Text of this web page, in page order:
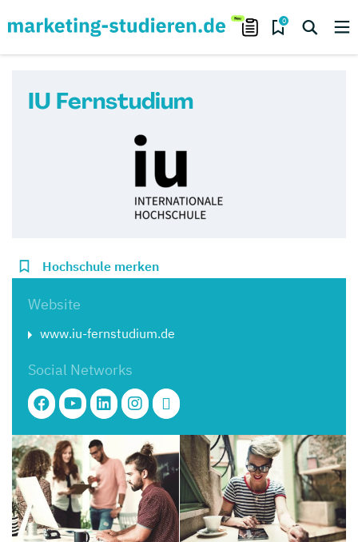
0
IU Fernstudium
Hochschule merken
Website
www.iu-fernstudium.de
Social Networks